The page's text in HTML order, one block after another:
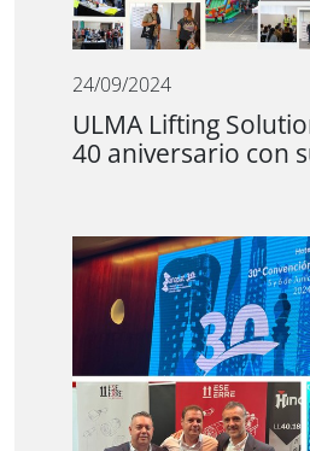
24/09/2024
ULMA Lifting
40 aniversario con